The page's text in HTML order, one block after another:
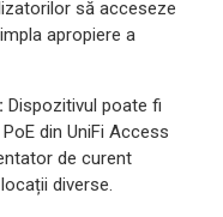
să acceseze
apropiere a
Dispozitivul poate fi
din UniFi Access
de curent
diverse.